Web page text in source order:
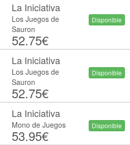
La Iniciativa
Los Juegos de
Sauron
52.75€
Disponible
La Iniciativa
Los Juegos de
Sauron
52.75€
Disponible
La Iniciativa
Mono de Juegos
53.95€
Disponible